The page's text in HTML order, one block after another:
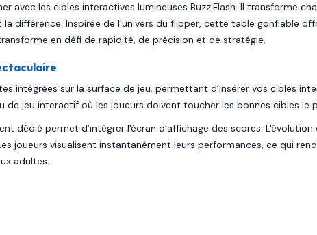
avec les cibles interactives lumineuses Buzz'Flash. Il transforme
différence. Inspirée de l'univers du flipper, cette table gonflable
en défi de rapidité, de précision et de stratégie.
intégrées sur la surface de jeu, permettant d’insérer vos cibles
jeu interactif où les joueurs doivent toucher les bonnes cibles le
dédié permet d’intégrer l'écran d’affichage des scores.
joueurs visualisent instantanément leurs performances, ce qui
adultes.